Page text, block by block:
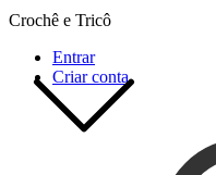
Crochê e Tricô
Entrar
Criar conta